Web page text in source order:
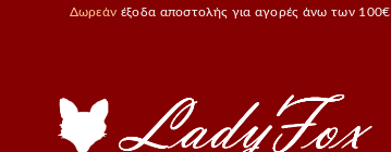
Δωρεάν έξοδα αποστολής για αγορές άνω των 100€